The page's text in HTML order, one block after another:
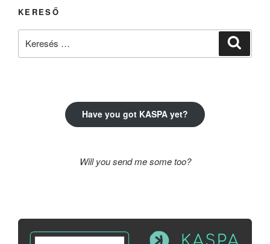
KERESŐ
Have you got KASPA yet?
Will you send me some too?